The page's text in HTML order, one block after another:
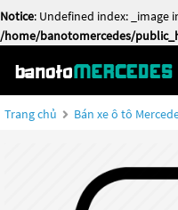
Notice: Undefined index: _image
/home/banotomercedes/
Trang chủ Bán xe ô tô